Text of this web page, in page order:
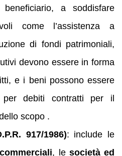
a soddisfare
come l’assistenza a
di fondi patrimoniali,
devono essere in forma
e i beni possono essere
per debiti contratti per il
scopo .
917/1986): include le
, le società ed